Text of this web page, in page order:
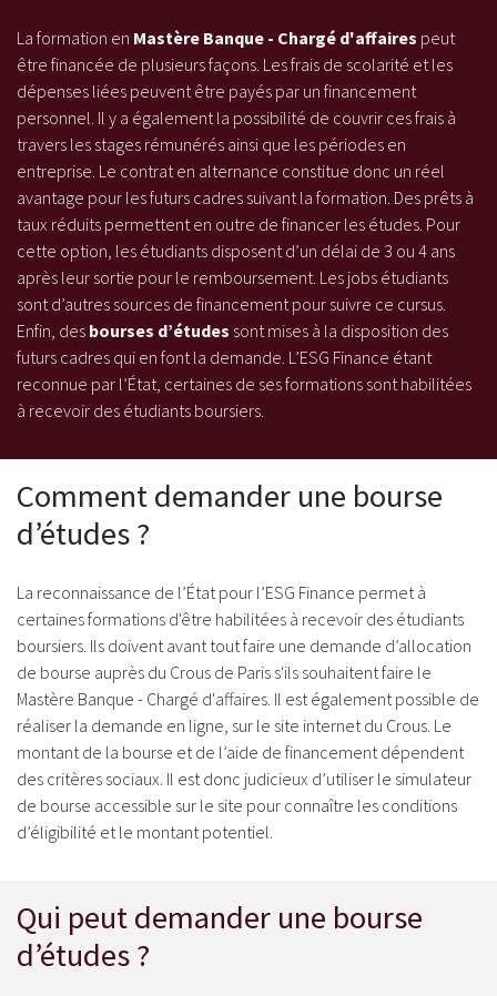
La formation en Mastère Banque - Chargé d'affaires peut
être financée de plusieurs façons. Les frais de scolarité et les
dépenses liées peuvent être payés par un financement
personnel. Il y a également la possibilité de couvrir ces frais à
travers les stages rémunérés ainsi que les périodes en
entreprise. Le contrat en alternance constitue donc un réel
avantage pour les futurs cadres suivant la formation. Des prêts à
taux réduits permettent en outre de financer les études. Pour
cette option, les étudiants disposent d’un délai de 3 ou 4 ans
après leur sortie pour le remboursement. Les jobs étudiants
sont d’autres sources de financement pour suivre ce cursus.
Enfin, des bourses d’études sont mises à la disposition des
futurs cadres qui en font la demande. L’ESG Finance étant
reconnue par l’État, certaines de ses formations sont habilitées
à recevoir des étudiants boursiers.
Comment demander une bourse
d’études ?
La reconnaissance de l’État pour l’ESG Finance permet à
certaines formations d'être habilitées à recevoir des étudiants
boursiers. Ils doivent avant tout faire une demande d’allocation
de bourse auprès du Crous de Paris s'ils souhaitent faire le
Mastère Banque - Chargé d'affaires. Il est également possible de
réaliser la demande en ligne, sur le site internet du Crous. Le
montant de la bourse et de l’aide de financement dépendent
des critères sociaux. Il est donc judicieux d’utiliser le simulateur
de bourse accessible sur le site pour connaître les conditions
d’éligibilité et le montant potentiel.
Qui peut demander une bourse
d’études ?